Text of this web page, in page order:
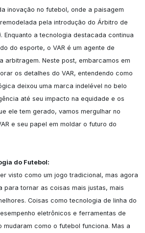
inovação no futebol, onde a paisagem
pela introdução do Árbitro de
Enquanto a tecnologia destacada continua
do esporte, o VAR é um agente de
arbitragem. Neste post, embarcamos em
os detalhes do VAR, entendendo como
deixou uma marca indelével no belo
até seu impacto na equidade e os
ele tem gerado, vamos mergulhar no
e seu papel em moldar o futuro do
do Futebol:
visto como um jogo tradicional, mas agora
para tornar as coisas mais justas, mais
Coisas como tecnologia de linha do
eletrônicos e ferramentas de
mudaram como o futebol funciona. Mas a